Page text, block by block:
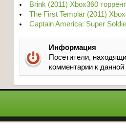
Brink (2011) Xbox360 торрент
The First Templar (2011)
Captain America: Super
Информация
Посетители,
комментарии к